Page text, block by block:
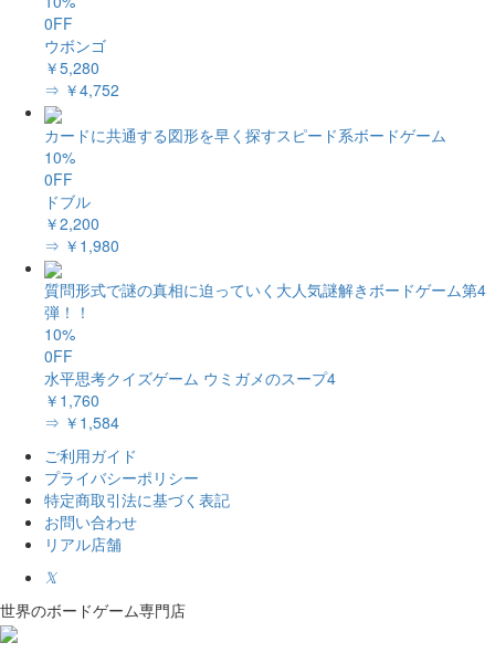
0FF
ウボンゴ
￥5,280
⇒ ￥4,752
カードに共通する図形を早く探すスピード系ボードゲーム
10%
0FF
ドブル
￥2,200
⇒ ￥1,980
質問形式で謎の真相に迫っていく大人気謎解きボードゲーム第4
弾！！
10%
0FF
水平思考クイズゲーム ウミガメのスープ4
￥1,760
⇒ ￥1,584
ご利用ガイド
プライバシーポリシー
特定商取引法に基づく表記
お問い合わせ
リアル店舗
𝕏
世界のボードゲーム専門店